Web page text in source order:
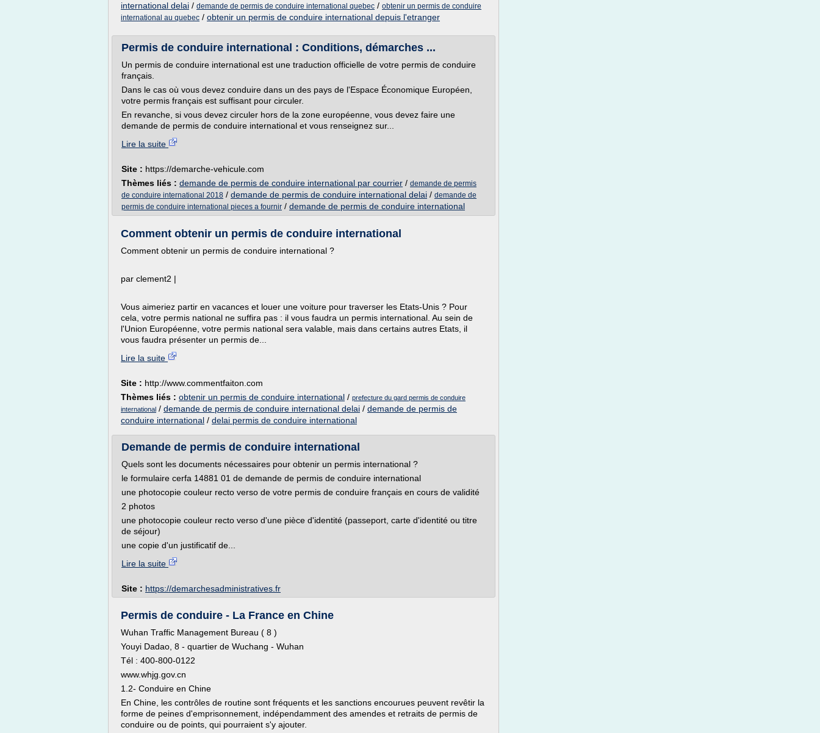
international delai / demande de permis de conduire international quebec / obtenir un permis de conduire
international au quebec / obtenir un permis de conduire international depuis l'etranger
Permis de conduire international : Conditions, démarches ...
Un permis de conduire international est une traduction officielle de votre permis de conduire
français.
Dans le cas où vous devez conduire dans un des pays de l'Espace Économique Européen,
votre permis français est suffisant pour circuler.
En revanche, si vous devez circuler hors de la zone européenne, vous devez faire une
demande de permis de conduire international et vous renseignez sur...
Lire la suite
Site : https://demarche-vehicule.com
Thèmes liés : demande de permis de conduire international par courrier / demande de permis
de conduire international 2018 / demande de permis de conduire international delai / demande de
permis de conduire international pieces a fournir / demande de permis de conduire international
Comment obtenir un permis de conduire international
Comment obtenir un permis de conduire international ?
par clement2 |
Vous aimeriez partir en vacances et louer une voiture pour traverser les Etats-Unis ? Pour
cela, votre permis national ne suffira pas : il vous faudra un permis international. Au sein de
l'Union Européenne, votre permis national sera valable, mais dans certains autres Etats, il
vous faudra présenter un permis de...
Lire la suite
Site : http://www.commentfaiton.com
Thèmes liés : obtenir un permis de conduire international / prefecture du gard permis de conduire
international / demande de permis de conduire international delai / demande de permis de
conduire international / delai permis de conduire international
Demande de permis de conduire international
Quels sont les documents nécessaires pour obtenir un permis international ?
le formulaire cerfa 14881 01 de demande de permis de conduire international
une photocopie couleur recto verso de votre permis de conduire français en cours de validité
2 photos
une photocopie couleur recto verso d'une pièce d'identité (passeport, carte d'identité ou titre
de séjour)
une copie d'un justificatif de...
Lire la suite
Site : https://demarchesadministratives.fr
Permis de conduire - La France en Chine
Wuhan Traffic Management Bureau ( 8 )
Youyi Dadao, 8 - quartier de Wuchang - Wuhan
Tél : 400-800-0122
www.whjg.gov.cn
1.2- Conduire en Chine
En Chine, les contrôles de routine sont fréquents et les sanctions encourues peuvent revêtir la
forme de peines d'emprisonnement, indépendamment des amendes et retraits de permis de
conduire ou de points, qui pourraient s'y ajouter.